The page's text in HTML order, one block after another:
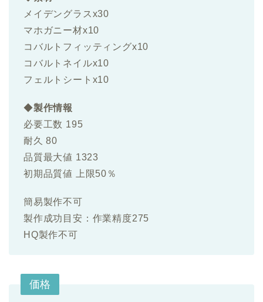
メイデングラスx30
マホガニー材x10
コバルトフィッティングx10
コバルトネイルx10
フェルトシートx10
◆製作情報
必要工数 195
耐久 80
品質最大値 1323
初期品質値 上限50％
簡易製作不可
製作成功目安：作業精度275
HQ製作不可
価格